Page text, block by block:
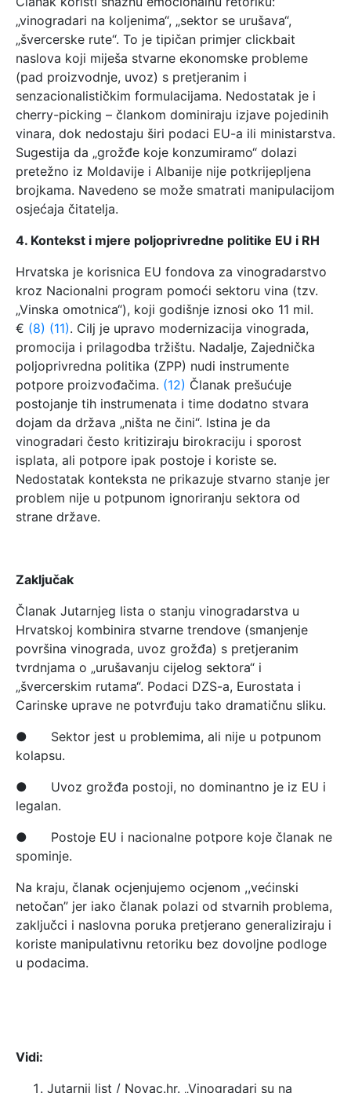
„vinogradari na koljenima“, „sektor se urušava“,
„švercerske rute“. To je tipičan primjer clickbait
naslova koji miješa stvarne ekonomske probleme
(pad proizvodnje, uvoz) s pretjeranim i
senzacionalističkim formulacijama. Nedostatak je i
cherry-picking – člankom dominiraju izjave pojedinih
vinara, dok nedostaju širi podaci EU-a ili ministarstva.
Sugestija da „grožđe koje konzumiramo“ dolazi
pretežno iz Moldavije i Albanije nije potkrijepljena
brojkama. Navedeno se može smatrati manipulacijom
osjećaja čitatelja.
4. Kontekst i mjere poljoprivredne politike EU i RH
Hrvatska je korisnica EU fondova za vinogradarstvo
kroz Nacionalni program pomoći sektoru vina (tzv.
„Vinska omotnica“), koji godišnje iznosi oko 11 mil.
€ (8) (11). Cilj je upravo modernizacija vinograda,
promocija i prilagodba tržištu. Nadalje, Zajednička
poljoprivredna politika (ZPP) nudi instrumente
potpore proizvođačima. (12) Članak prešućuje
postojanje tih instrumenata i time dodatno stvara
dojam da država „ništa ne čini“. Istina je da
vinogradari često kritiziraju birokraciju i sporost
isplata, ali potpore ipak postoje i koriste se.
Nedostatak konteksta ne prikazuje stvarno stanje jer
problem nije u potpunom ignoriranju sektora od
strane države.
Zaključak
Članak Jutarnjeg lista o stanju vinogradarstva u
Hrvatskoj kombinira stvarne trendove (smanjenje
površina vinograda, uvoz grožđa) s pretjeranim
tvrdnjama o „urušavanju cijelog sektora“ i
„švercerskim rutama“. Podaci DZS-a, Eurostata i
Carinske uprave ne potvrđuju tako dramatičnu sliku.
● Sektor jest u problemima, ali nije u potpunom
kolapsu.
● Uvoz grožđa postoji, no dominantno je iz EU i
legalan.
● Postoje EU i nacionalne potpore koje članak ne
spominje.
Na kraju, članak ocjenjujemo ocjenom ,,većinski
netočan” jer iako članak polazi od stvarnih problema,
zaključci i naslovna poruka pretjerano generaliziraju i
koriste manipulativnu retoriku bez dovoljne podloge
u podacima.
Vidi:
Jutarnji list / Novac.hr. „Vinogradari su na